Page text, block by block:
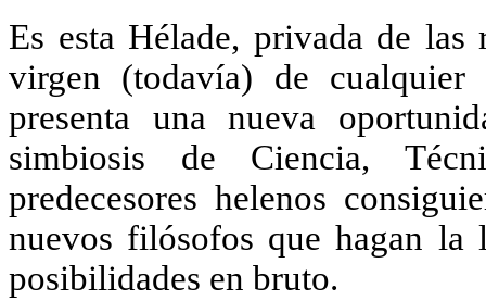
Es esta Hélade, privada de
virgen (todavía) de cualquier
presenta una nueva
simbiosis de Ciencia,
predecesores helenos
nuevos filósofos que hagan
posibilidades en bruto.